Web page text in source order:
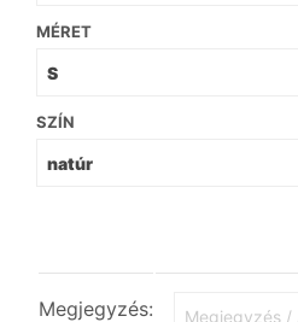
MÉRET
SZÍN
Megjegyzés: